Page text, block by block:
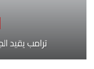
ترامب يقيد